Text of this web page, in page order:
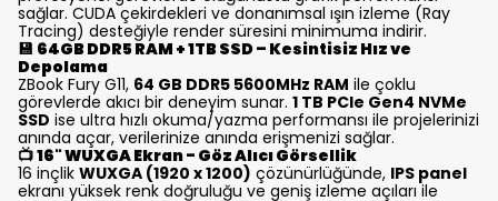
sağlar. CUDA çekirdekleri ve donanımsal ışın izleme (Ray
Tracing) desteğiyle render süresini minimuma indirir.
💾 64GB DDR5 RAM + 1TB SSD – Kesintisiz Hız ve
Depolama
ZBook Fury G11, 64 GB DDR5 5600MHz RAM ile çoklu
görevlerde akıcı bir deneyim sunar. 1 TB PCIe Gen4 NVMe
SSD ise ultra hızlı okuma/yazma performansı ile projelerinizi
anında açar, verilerinize anında erişmenizi sağlar.
📺16" WUXGA Ekran - Göz Alıcı Görsellik
16 inçlik WUXGA (1920 x 1200) çözünürlüğünde, IPS panel
ekranı yüksek renk doğruluğu ve geniş izleme açıları ile